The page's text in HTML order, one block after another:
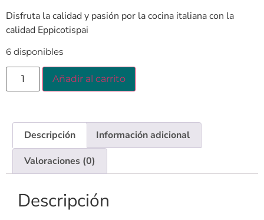
Disfruta la calidad y pasión por la cocina italiana con la
calidad Eppicotispai
6 disponibles
Añadir al carrito
Descripción
Información adicional
Valoraciones (0)
Descripción